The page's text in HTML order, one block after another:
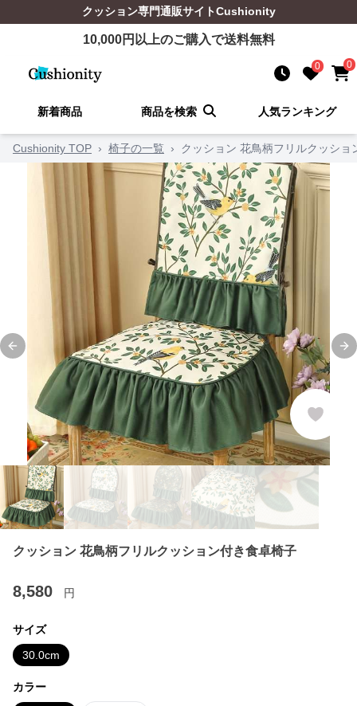
クッション専門通販サイトCushionity
10,000円以上のご購入で送料無料
0 0
新着商品 商品を検索 人気ランキング
Cushionity TOP › 椅子の一覧 › クッション 花鳥柄フリルクッショ
Previous slide
クッション 花鳥柄フリルクッション付き食卓椅子
8,580 円
サイズ
30.0cm
カラー